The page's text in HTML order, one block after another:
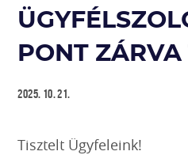
PONT
2025. 10. 21.
Tisztelt Ügyfeleink!